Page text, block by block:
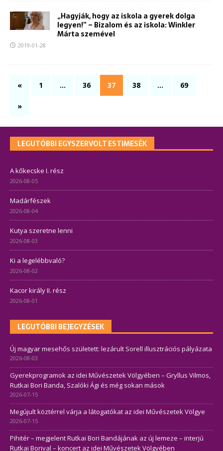
„Hagyják, hogy az iskola a gyerek dolga
legyen!” – Bizalom és az iskola: Winkler
Márta szemével
2019-01-28
« 1 … 36 37 38 … 69
»
LEGUTÓBBI EGYSZERVOLT ESTIMESÉK
A kőkecske I. rész
2026-08-05
Madárfészek
2026-08-04
Kutya szeretne lenni
2026-08-03
Ki a legelébbvaló?
2026-08-02
Kacor király II. rész
2026-08-01
LEGUTÓBBI BEJEGYZÉSEK
Új magyar mesehős született: lezárult Sorell illusztrációs pályázata
2026-08-03
Gyerekprogramok az idei Művészetek Völgyében – Gryllus Vilmos,
Rutkai Bori Banda, Szalóki Ági és még sokan mások
2026-07-15
Megújult köztérrel várja a látogatókat az idei Művészetek Völgye
2026-07-15
Pihitér – megjelent Rutkai Bori Bandájának az új lemeze – interjú
Rutkai Borival – koncert az idei Művészetek Völgyében